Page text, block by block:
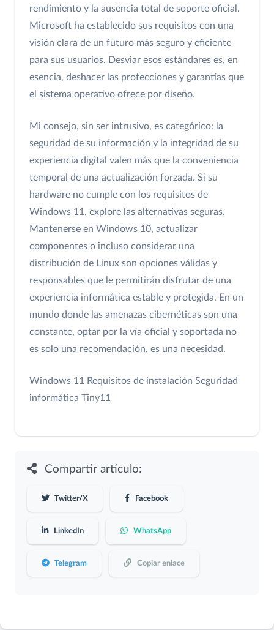
rendimiento y la ausencia total de soporte oficial.
Microsoft ha establecido sus requisitos con una
visión clara de un futuro más seguro y eficiente
para sus usuarios. Desviar esos estándares es, en
esencia, deshacer las protecciones y garantías que
el sistema operativo ofrece por diseño.
Mi consejo, sin ser intrusivo, es categórico: la
seguridad de su información y la integridad de su
experiencia digital valen más que la conveniencia
temporal de una actualización forzada. Si su
hardware no cumple con los requisitos de
Windows 11, explore las alternativas seguras.
Mantenerse en Windows 10, actualizar
componentes o incluso considerar una
distribución de Linux son opciones válidas y
responsables que le permitirán disfrutar de una
experiencia informática estable y protegida. En un
mundo donde las amenazas cibernéticas son una
constante, optar por la vía oficial y soportada no
es solo una recomendación, es una necesidad.
Windows 11 Requisitos de instalación Seguridad
informática Tiny11
Compartir artículo:
Twitter/X Facebook
LinkedIn WhatsApp
Telegram Copiar enlace